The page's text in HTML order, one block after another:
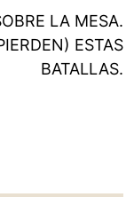
LA MESA.
ESTAS
BATALLAS.